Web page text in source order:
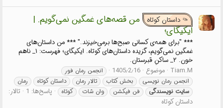
داستان کوتاه
من قصه‌های غمگین نمی‌گویم. |
ایکیگای؛
*** "برای همه‌‌ی کسانی صبح‌ها بر‌می‌خیزند." *** من داستان‌های
غمگین نمی‌گویم، گزیده داستان‌های کوتاه. ایکیگای؛ فهرست: ۱_ ناهم
خون. ۲_ ساکنِ قبرستان.
Tiam.M موضوع 1405٫2٫16
انجمن رمان فور
انجمن رمان نویسی
بخش کتاب تالار رمان داستان کوتاه
رمان
سایت نویسندگی فن فیکشن وان شات کوتاه پاسخ‌ها: 1
تالار:
داستان کوتاه